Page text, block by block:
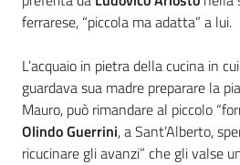
Mediateca
Guglielmi
Seguici
ferrarese, “piccola ma adatta” a lui.
L’acquaio in pietra della cucina in cui
guardava sua madre preparare la
Mauro, può rimandare al piccolo
Olindo Guerrini, a Sant’Alberto,
ricucinare gli avanzi” che gli valse